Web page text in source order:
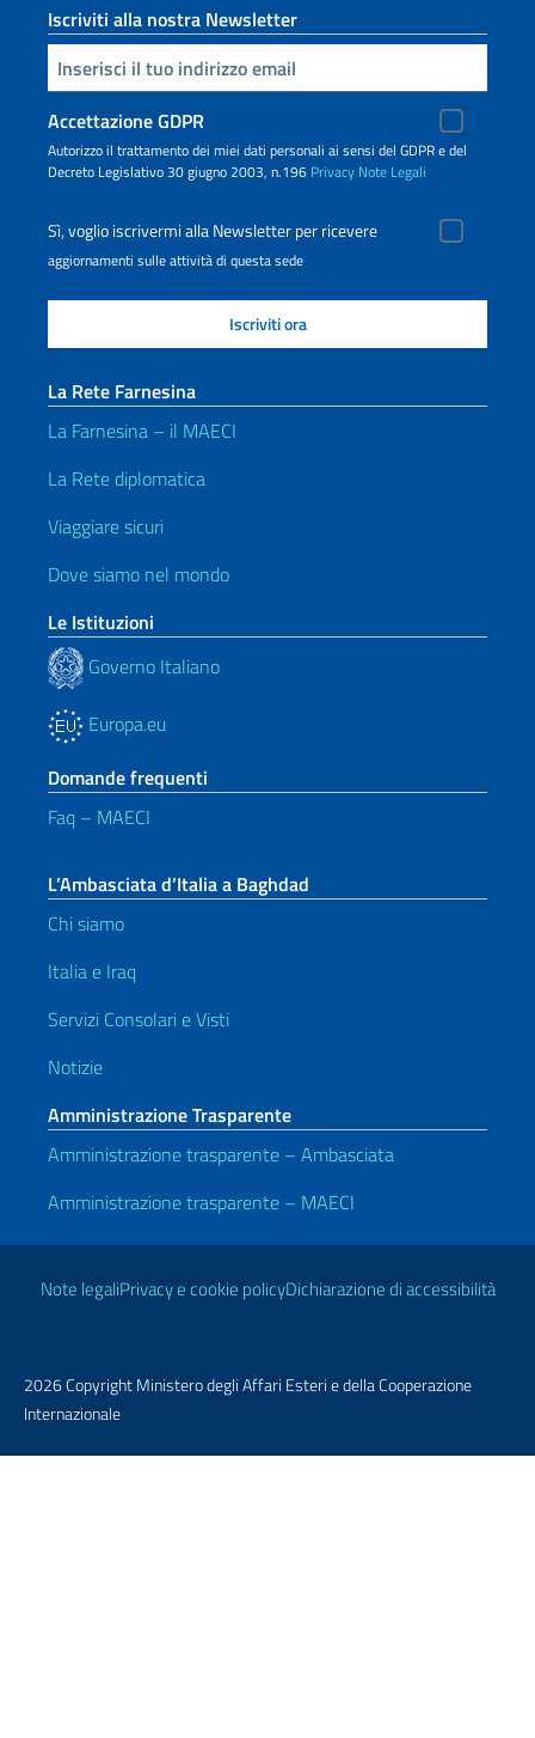
Iscriviti alla nostra Newsletter
Inserisci la tua email
Accettazione GDPR
Autorizzo il trattamento dei miei dati personali ai sensi del GDPR e del
Decreto Legislativo 30 giugno 2003, n.196 Privacy Note Legali
Sì, voglio iscrivermi alla Newsletter per ricevere
aggiornamenti sulle attività di questa sede
La Rete Farnesina
La Farnesina – il MAECI
La Rete diplomatica
Viaggiare sicuri
Dove siamo nel mondo
Le Istituzioni
Governo Italiano
Europa.eu
Domande frequenti
Faq – MAECI
L’Ambasciata d’Italia a Baghdad
Chi siamo
Italia e Iraq
Servizi Consolari e Visti
Notizie
Amministrazione Trasparente
Amministrazione trasparente – Ambasciata
Amministrazione trasparente – MAECI
Link Utili
Note legaliPrivacy e cookie policyDichiarazione di accessibilità
2026 Copyright Ministero degli Affari Esteri e della Cooperazione
Internazionale